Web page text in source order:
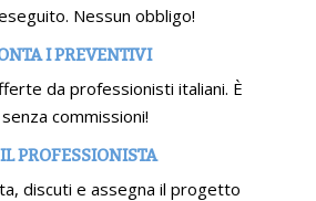
Nessun obbligo!
I PREVENTIVI
da professionisti italiani. È
commissioni!
PROFESSIONISTA
discuti e assegna il progetto